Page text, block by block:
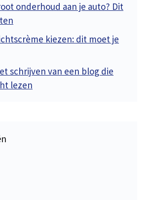
onderhoud aan je auto? Dit
kiezen: dit moet je
schrijven van een blog die
lezen